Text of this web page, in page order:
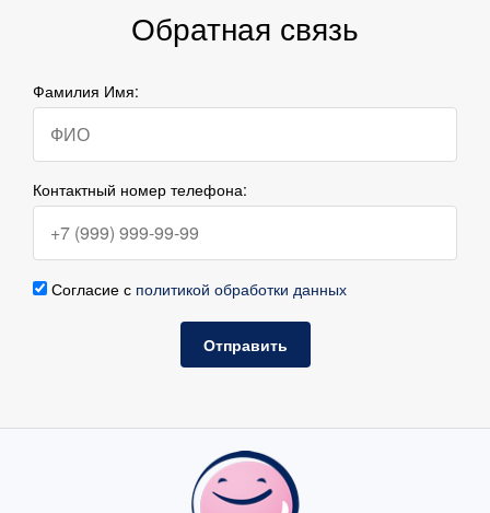
Обратная связь
Фамилия Имя:
Контактный номер телефона:
Согласие с политикой обработки данных
Отправить